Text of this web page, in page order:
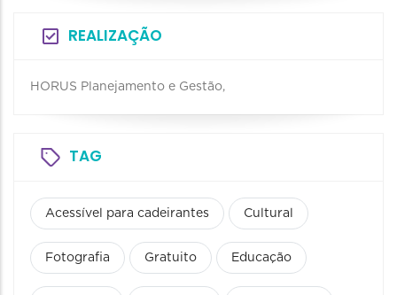
REALIZAÇÃO
HORUS Planejamento e Gestão,
TAG
Acessível para cadeirantes Cultural
Fotografia Gratuito Educação